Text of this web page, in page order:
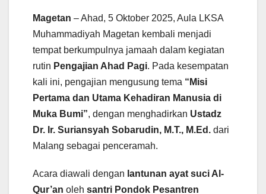
Magetan – Ahad, 5 Oktober 2025, Aula LKSA
Muhammadiyah Magetan kembali menjadi
tempat berkumpulnya jamaah dalam kegiatan
rutin Pengajian Ahad Pagi. Pada kesempatan
kali ini, pengajian mengusung tema “Misi
Pertama dan Utama Kehadiran Manusia di
Muka Bumi”, dengan menghadirkan Ustadz
Dr. Ir. Suriansyah Sobarudin, M.T., M.Ed. dari
Malang sebagai penceramah.
Acara diawali dengan lantunan ayat suci Al-
Qur’an oleh santri Pondok Pesantren